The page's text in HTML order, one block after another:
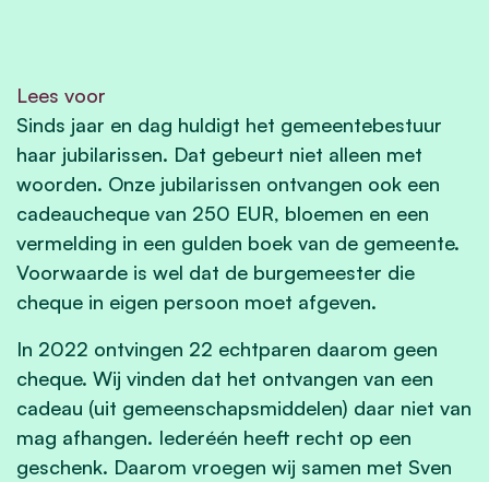
Lees voor
Sinds jaar en dag huldigt het gemeentebestuur
haar jubilarissen. Dat gebeurt niet alleen met
woorden. Onze jubilarissen ontvangen ook een
cadeaucheque van 250 EUR, bloemen en een
vermelding in een gulden boek van de gemeente.
Voorwaarde is wel dat de burgemeester die
cheque in eigen persoon moet afgeven.
In 2022 ontvingen 22 echtparen daarom geen
cheque. Wij vinden dat het ontvangen van een
cadeau (uit gemeenschapsmiddelen) daar niet van
mag afhangen. Iederéén heeft recht op een
geschenk. Daarom vroegen wij samen met Sven